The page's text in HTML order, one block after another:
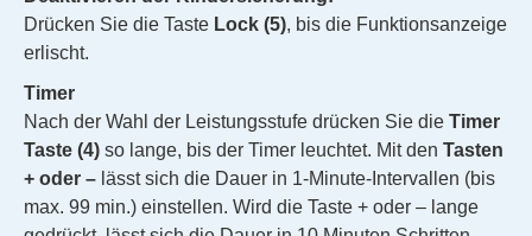
Drücken Sie die Taste Lock (5), bis die Funktionsanzeige
erlischt.
Timer
Nach der Wahl der Leistungsstufe drücken Sie die Timer
Taste (4) so lange, bis der Timer leuchtet. Mit den Tasten
+ oder – lässt sich die Dauer in 1-Minute-Intervallen (bis
max. 99 min.) einstellen. Wird die Taste + oder – lange